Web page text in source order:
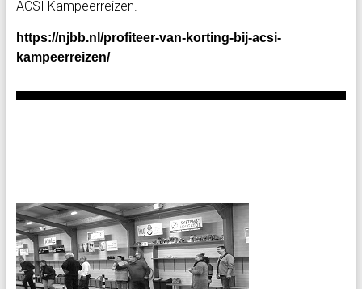
ACSI Kampeerreizen.
https://njbb.nl/profiteer-van-korting-bij-acsi-
kampeerreizen/